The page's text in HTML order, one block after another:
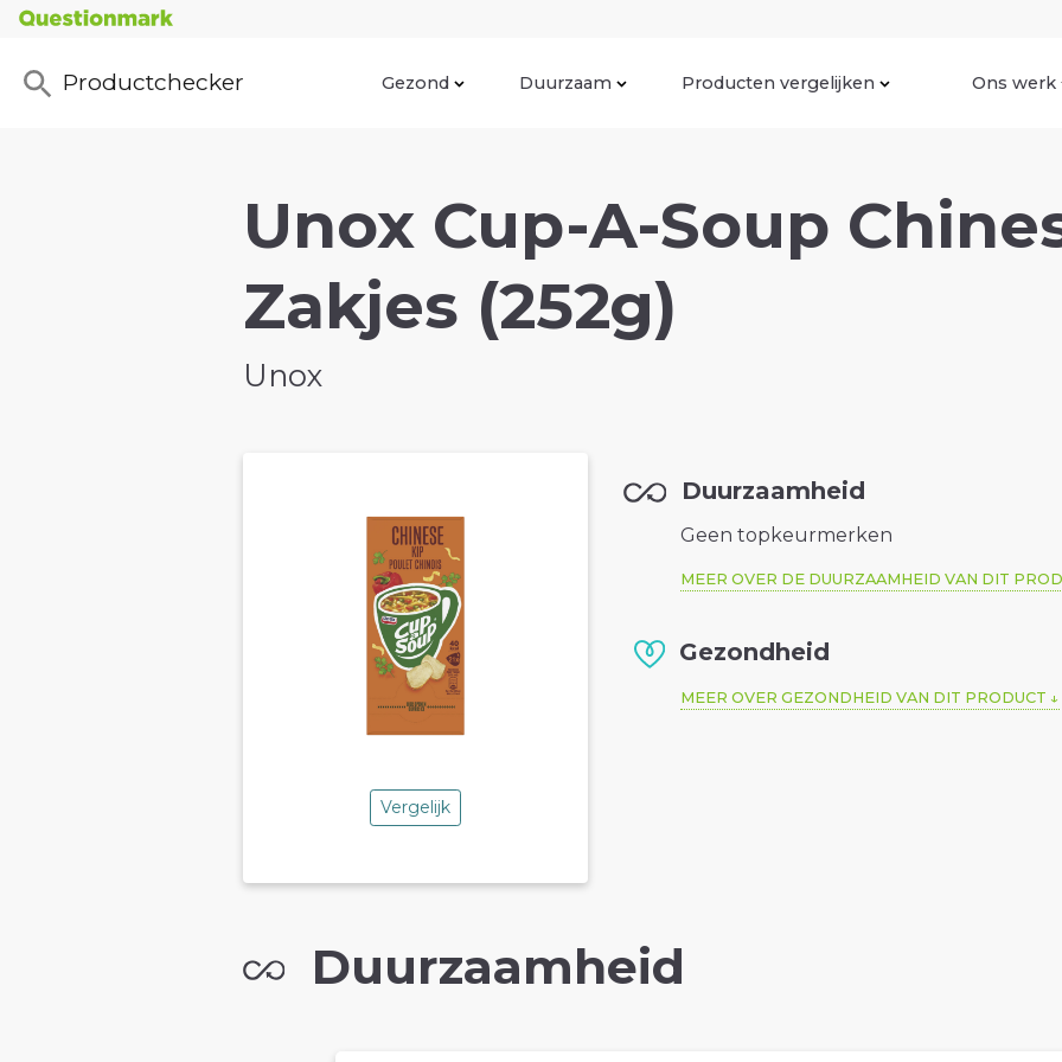
Productchecker Gezond Duurzaam Producten vergelijken Ons werk
Unox Cup-A-Soup
Zakjes (252g)
Unox
Vergelijk
Duurzaamheid
Geen topkeurmerken
MEER OVER DE DUURZAAMHEID VAN DIT
Gezondheid
MEER OVER GEZONDHEID VAN DIT PRODUCT
Duurzaamheid